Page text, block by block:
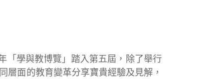
學與教博覽」踏入第五屆，除了舉行
面的教育變革分享寶貴經驗及見解，